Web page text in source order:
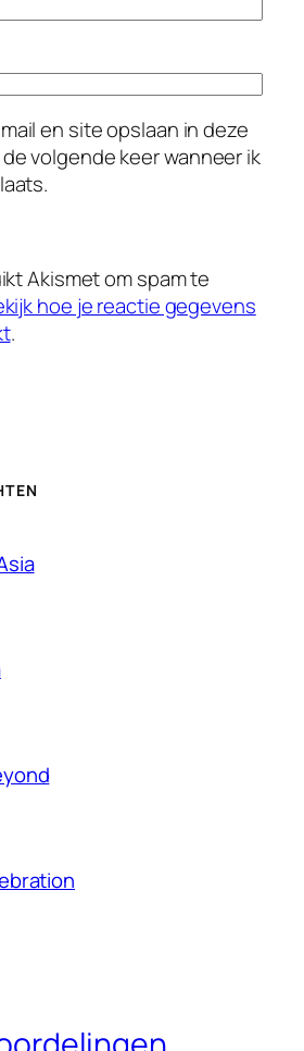
en site opslaan in deze
volgende keer wanneer ik
Akismet om spam te
hoe je reactie gegevens
.